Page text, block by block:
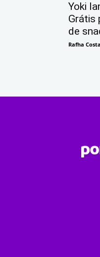
Yoki
Grátis
de
Rafha Costa